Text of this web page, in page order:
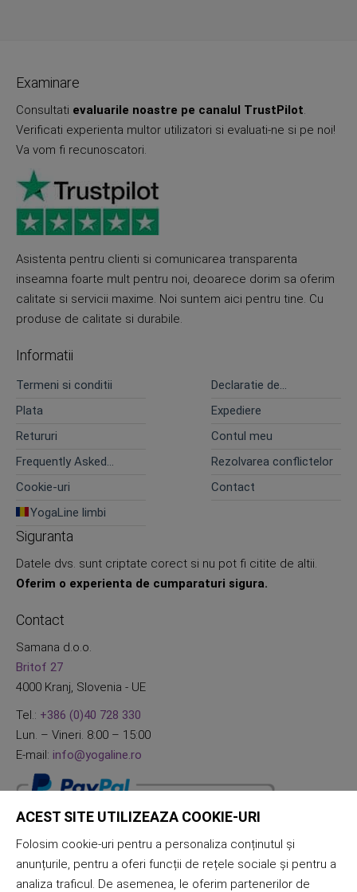
Examinare
Consultati evaluarile noastre pe canalul TrustPilot.
Verificati experienta multor utilizatori si evaluati-ne si pe noi!
Va vom fi recunoscatori.
Asistenta pentru clienti si comunicarea transparenta
inseamna foarte mult pentru noi, deoarece dorim sa oferim
calitate si servicii maxime. Noi suntem aici pentru tine. Cu
produse de calitate si durabile.
Informatii
Termeni si conditii
Declaratie de
Plata
Expediere
Retururi
Contul meu
Frequently Asked
Rezolvarea conflictelor
Cookie-uri
Contact
YogaLine limbi
Siguranta
Datele dvs. sunt criptate corect si nu pot fi citite de altii.
Oferim o experienta de cumparaturi sigura.
Contact
Samana d.o.o.
Britof 27
4000 Kranj, Slovenia - UE
Tel.: +386 (0)40 728 330
Lun. – Vineri. 8:00 – 15:00
E-mail: info@yogaline.ro
ACEST SITE UTILIZEAZA COOKIE-URI
Folosim cookie-uri pentru a personaliza conținutul și
anunțurile, pentru a oferi funcții de rețele sociale și pentru a
analiza traficul. De asemenea, le oferim partenerilor de